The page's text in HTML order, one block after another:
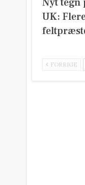
Nyt tegn
UK:
FORRIGE